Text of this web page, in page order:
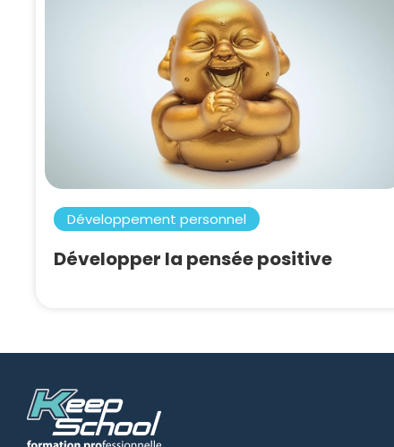
Développement personnel
Développer la pensée positive